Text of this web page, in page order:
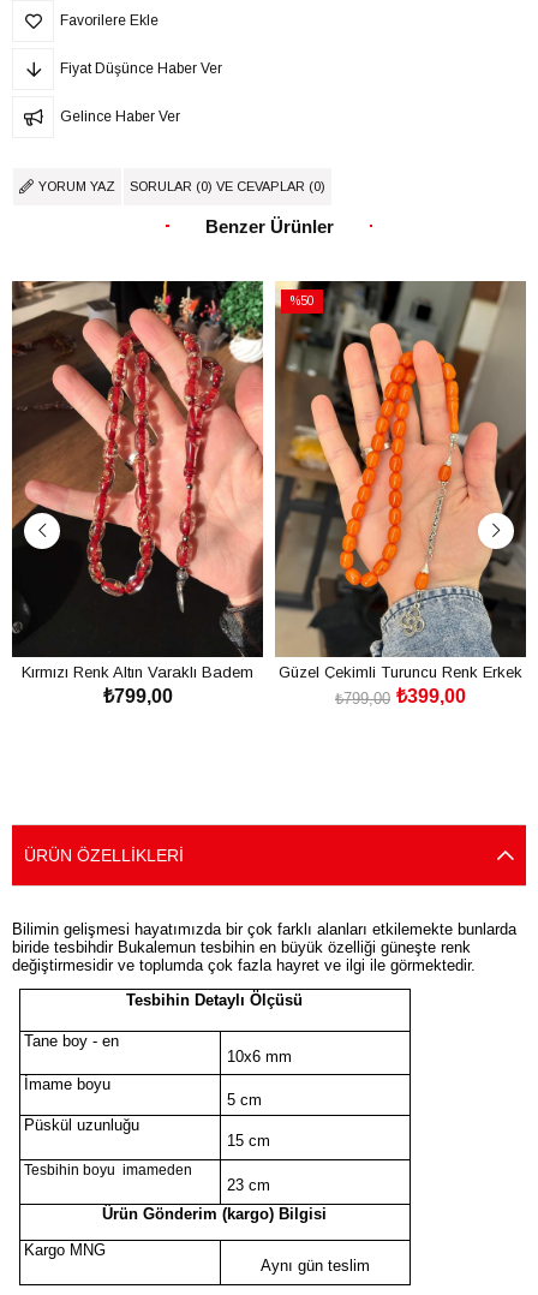
Favorilere Ekle
Fiyat Düşünce Haber Ver
Gelince Haber Ver
YORUM YAZ SORULAR (0) VE CEVAPLAR (0)
Benzer Ürünler
Kırmızı Renk Altın Varaklı Badem
Tane Uçak Camı Tesbih
₺799,00
%50
İndirim
%50İndirim
Güzel Çekimli Turuncu Renk Erkek
İçin Tesbih
₺399,00
₺799,00
ÜRÜN ÖZELLIKLERI
Bilimin gelişmesi hayatımızda bir çok farklı alanları etkilemekte bunlarda
biride tesbihdir Bukalemun tesbihin en büyük özelliği güneşte renk
değiştirmesidir ve toplumda çok fazla hayret ve ilgi ile görmektedir.
Tesbihin Detaylı Ölçüsü
Tane boy - en
10x6 mm
İmame boyu
5 cm
Püskül uzunluğu
15 cm
Tesbihin boyu imameden
23 cm
Ürün Gönderim (kargo) Bilgisi
Kargo MNG
Aynı gün teslim